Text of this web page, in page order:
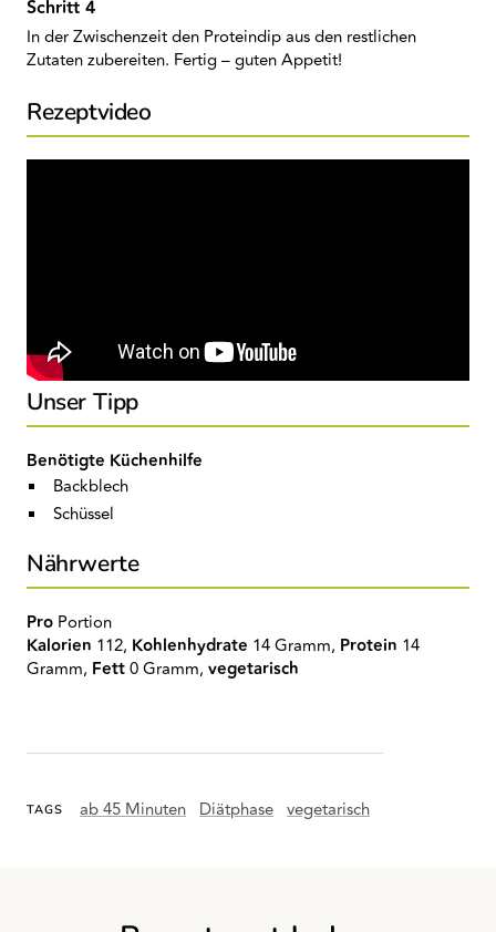
TAGS ab 45 Minuten Diätphase vegetarisch
In der Zwischenzeit den Proteindip aus den restlichen
Zutaten zubereiten. Fertig – guten Appetit!
Rezeptvideo
Unser Tipp
Benötigte Küchenhilfe
Backblech
Schüssel
Nährwerte
Pro Portion
Kalorien 112, Kohlenhydrate 14 Gramm, Protein 14
Gramm, Fett0 Gramm, vegetarisch